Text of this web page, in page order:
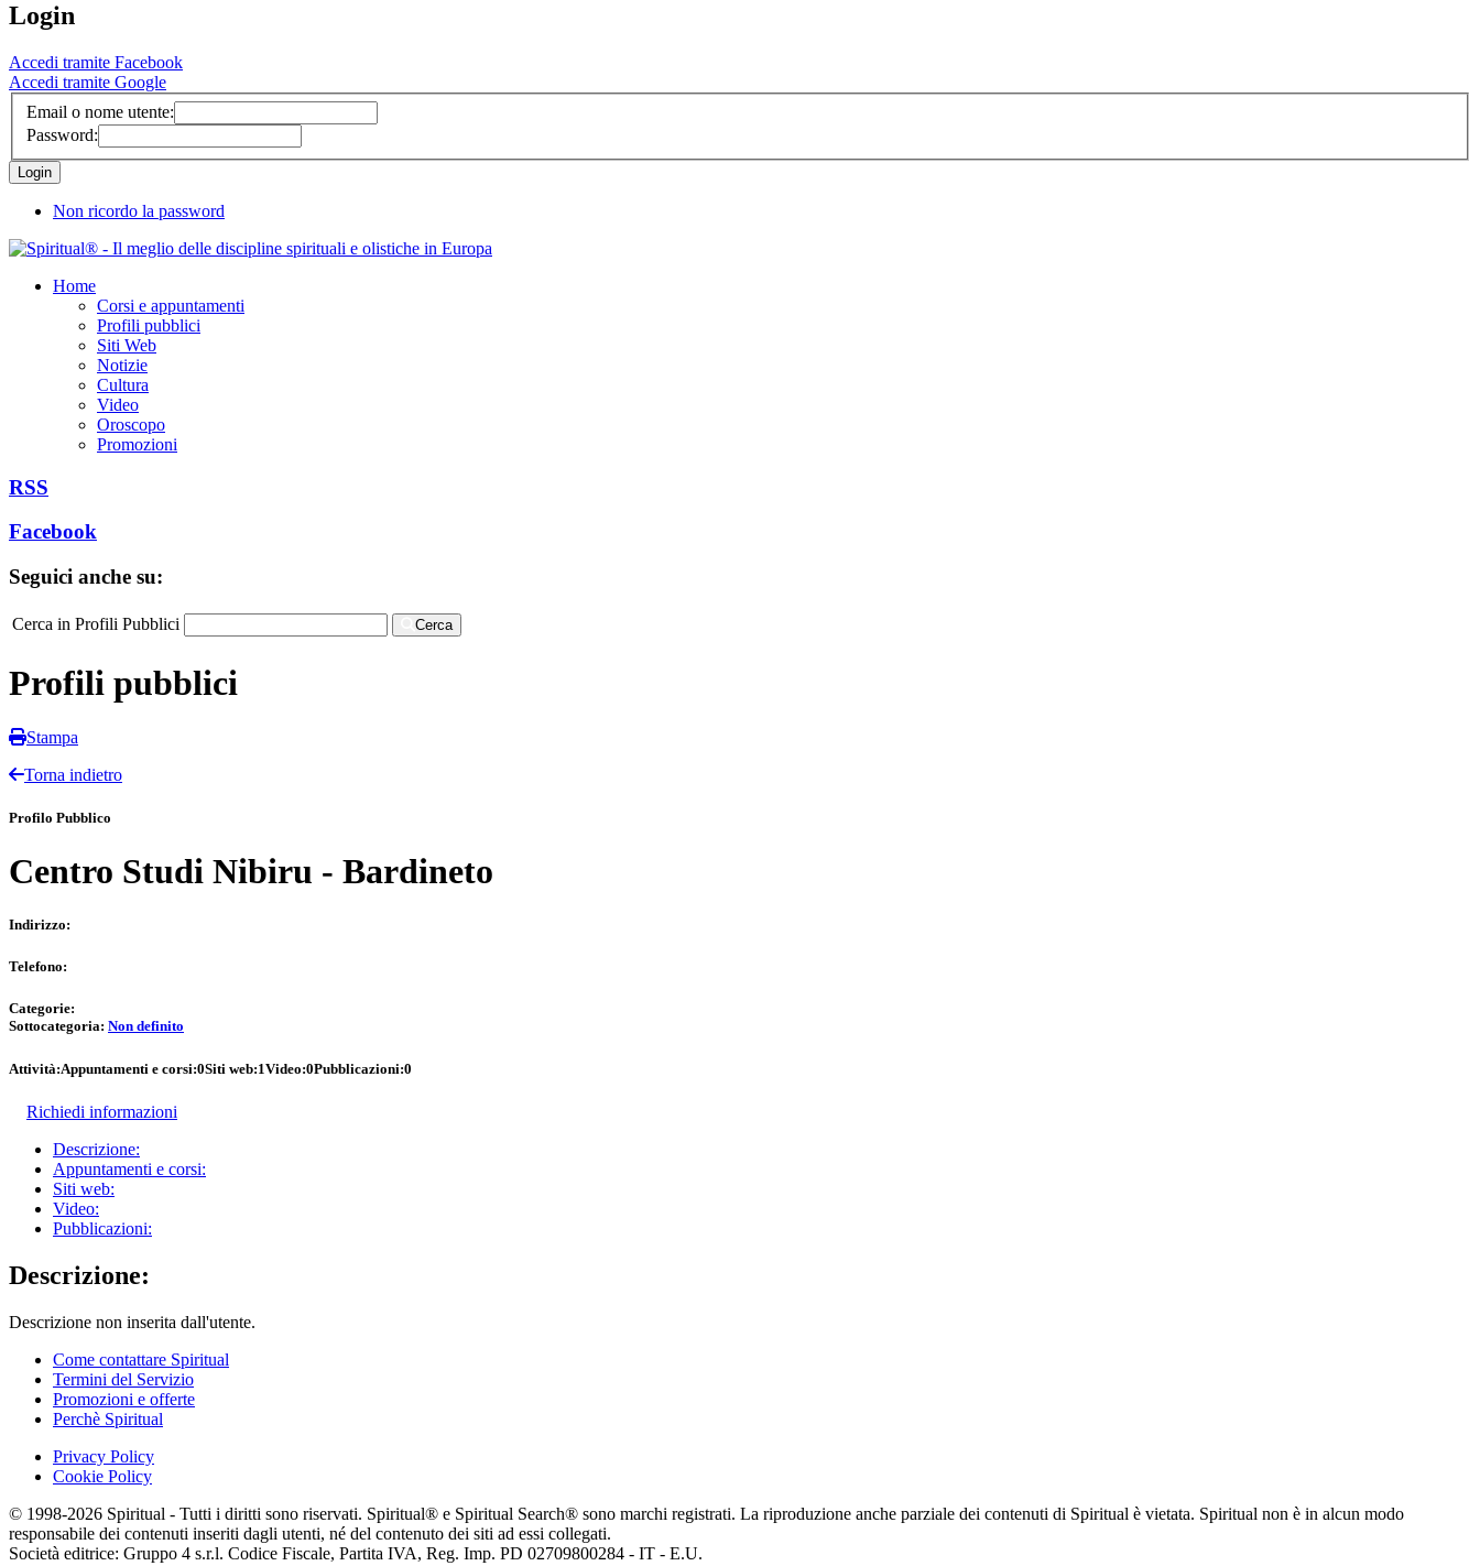
Login
Accedi tramite Facebook
Accedi tramite Google
Email o nome utente:
Password:
Non ricordo la password
Home
Corsi e appuntamenti
Profili pubblici
Siti Web
Notizie
Cultura
Video
Oroscopo
Promozioni
RSS
Facebook
Seguici anche su:
Cerca in Profili Pubblici Cerca
Profili pubblici
Stampa
Torna indietro
Profilo Pubblico
Centro Studi Nibiru - Bardineto
Indirizzo:
Telefono:
Categorie:
Sottocategoria: Non definito
Attività:Appuntamenti e corsi:0Siti web:1Video:0Pubblicazioni:0
Richiedi informazioni
Descrizione:
Appuntamenti e corsi:
Siti web:
Video:
Pubblicazioni:
Descrizione:
Descrizione non inserita dall'utente.
Come contattare Spiritual
Termini del Servizio
Promozioni e offerte
Perchè Spiritual
Privacy Policy
Cookie Policy
© 1998-2026 Spiritual - Tutti i diritti sono riservati. Spiritual® e Spiritual Search® sono marchi registrati. La riproduzione anche parziale dei contenuti di Spiritual è vietata. Spiritual non è in alcun modo
responsabile dei contenuti inseriti dagli utenti, né del contenuto dei siti ad essi collegati.
Società editrice: Gruppo 4 s.r.l. Codice Fiscale, Partita IVA, Reg. Imp. PD 02709800284 - IT - E.U.